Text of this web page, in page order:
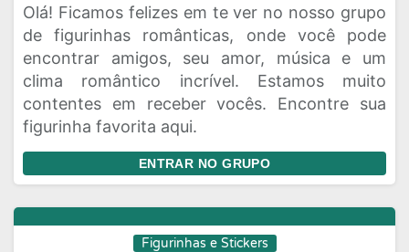
Olá! Ficamos felizes em te ver no nosso grupo
de figurinhas românticas, onde você pode
encontrar amigos, seu amor, música e um
clima romântico incrível. Estamos muito
contentes em receber vocês. Encontre sua
figurinha favorita aqui.
ENTRAR NO GRUPO
Figurinhas e Stickers